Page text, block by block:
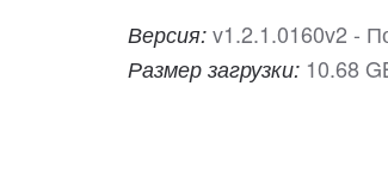
Версия: v1.2.1.0160v2 -
Размер загрузки: 10.68